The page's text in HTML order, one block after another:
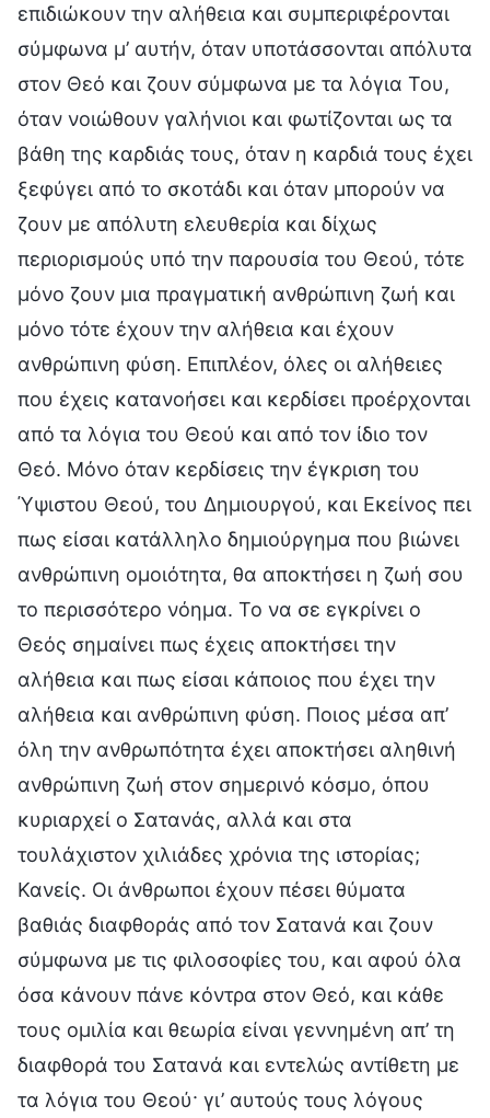
επιδιώκουν την αλήθεια και συμπεριφέρονται
σύμφωνα μ’ αυτήν, όταν υποτάσσονται απόλυτα
στον Θεό και ζουν σύμφωνα με τα λόγια Του,
όταν νοιώθουν γαλήνιοι και φωτίζονται ως τα
βάθη της καρδιάς τους, όταν η καρδιά τους έχει
ξεφύγει από το σκοτάδι και όταν μπορούν να
ζουν με απόλυτη ελευθερία και δίχως
περιορισμούς υπό την παρουσία του Θεού, τότε
μόνο ζουν μια πραγματική ανθρώπινη ζωή και
μόνο τότε έχουν την αλήθεια και έχουν
ανθρώπινη φύση. Επιπλέον, όλες οι αλήθειες
που έχεις κατανοήσει και κερδίσει προέρχονται
από τα λόγια του Θεού και από τον ίδιο τον
Θεό. Μόνο όταν κερδίσεις την έγκριση του
Ύψιστου Θεού, του Δημιουργού, και Εκείνος πει
πως είσαι κατάλληλο δημιούργημα που βιώνει
ανθρώπινη ομοιότητα, θα αποκτήσει η ζωή σου
το περισσότερο νόημα. Το να σε εγκρίνει ο
Θεός σημαίνει πως έχεις αποκτήσει την
αλήθεια και πως είσαι κάποιος που έχει την
αλήθεια και ανθρώπινη φύση. Ποιος μέσα απ’
όλη την ανθρωπότητα έχει αποκτήσει αληθινή
ανθρώπινη ζωή στον σημερινό κόσμο, όπου
κυριαρχεί ο Σατανάς, αλλά και στα
τουλάχιστον χιλιάδες χρόνια της ιστορίας;
Κανείς. Οι άνθρωποι έχουν πέσει θύματα
βαθιάς διαφθοράς από τον Σατανά και ζουν
σύμφωνα με τις φιλοσοφίες του, και αφού όλα
όσα κάνουν πάνε κόντρα στον Θεό, και κάθε
τους ομιλία και θεωρία είναι γεννημένη απ’ τη
διαφθορά του Σατανά και εντελώς αντίθετη με
τα λόγια του Θεού· γι’ αυτούς τους λόγους